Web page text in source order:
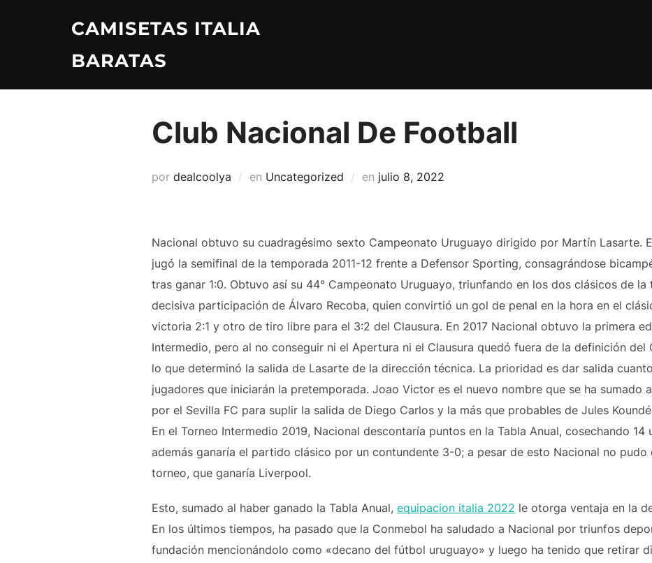
CAMISETAS ITALIA
BARATAS
Club Nacional De Football
por dealcoolya en Uncategorized en Publicado
julio 8, 2022
Nacional obtuvo su cuadragésimo sexto Campeonato Uruguayo dirigido por Martín Lasarte.
jugó la semifinal de la temporada 2011-12 frente a Defensor Sporting, consagrándose
tras ganar 1:0. Obtuvo así su 44° Campeonato Uruguayo, triunfando en los dos clásicos de la
decisiva participación de Álvaro Recoba, quien convirtió un gol de penal en la hora en el
victoria 2:1 y otro de tiro libre para el 3:2 del Clausura. En 2017 Nacional obtuvo la primera
Intermedio, pero al no conseguir ni el Apertura ni el Clausura quedó fuera de la definición del
lo que determinó la salida de Lasarte de la dirección técnica. La prioridad es dar salida
jugadores que iniciarán la pretemporada. Joao Victor es el nuevo nombre que se ha sumado
por el Sevilla FC para suplir la salida de Diego Carlos y la más que probables de Jules
En el Torneo Intermedio 2019, Nacional descontaría puntos en la Tabla Anual, cosechando 14
además ganaría el partido clásico por un contundente 3-0; a pesar de esto Nacional no
torneo, que ganaría Liverpool.
Esto, sumado al haber ganado la Tabla Anual, equipacion italia 2022 le otorga ventaja en la
En los últimos tiempos, ha pasado que la Conmebol ha saludado a Nacional por triunfos
fundación mencionándolo como «decano del fútbol uruguayo» y luego ha tenido que retirar